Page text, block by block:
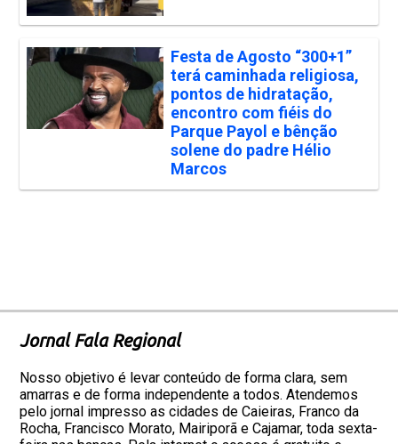
Festa de Agosto “300+1”
terá caminhada religiosa,
pontos de hidratação,
encontro com fiéis do
Parque Payol e bênção
solene do padre Hélio
Marcos
Jornal Fala Regional
Nosso objetivo é levar conteúdo de forma clara, sem
amarras e de forma independente a todos. Atendemos
pelo jornal impresso as cidades de Caieiras, Franco da
Rocha, Francisco Morato, Mairiporã e Cajamar, toda sexta-